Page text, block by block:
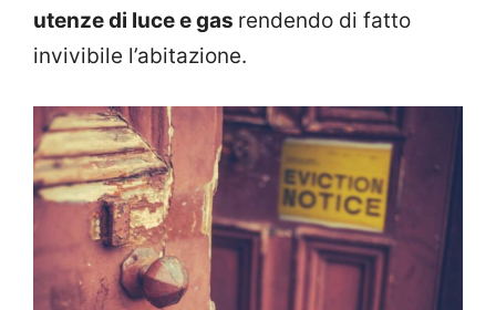
utenze di luce e gas rendendo di fatto
invivibile l’abitazione.